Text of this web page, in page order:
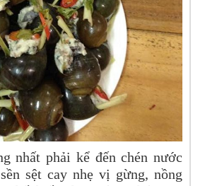
nhất phải kể đến chén nước
sệt cay nhẹ vị gừng, nồng